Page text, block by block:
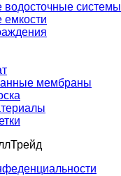
водосточные системы
емкости
мембраны